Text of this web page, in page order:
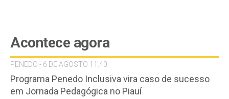
Acontece agora
PENEDO - 6 DE AGOSTO 11:40
Programa Penedo Inclusiva vira caso de sucesso
em Jornada Pedagógica no Piauí